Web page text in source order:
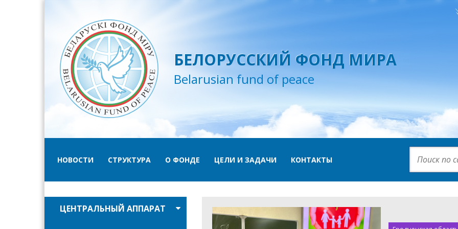
БЕЛОРУССКИЙ ФОНД МИРА
Belarusian fund of peace
НОВОСТИ СТРУКТУРА О ФОНДЕ ЦЕЛИ И ЗАДАЧИ КОНТАКТЫ
ЦЕНТРАЛЬНЫЙ АППАРАТ